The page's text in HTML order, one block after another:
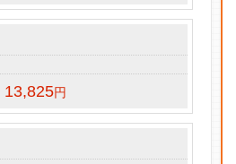
13,825円